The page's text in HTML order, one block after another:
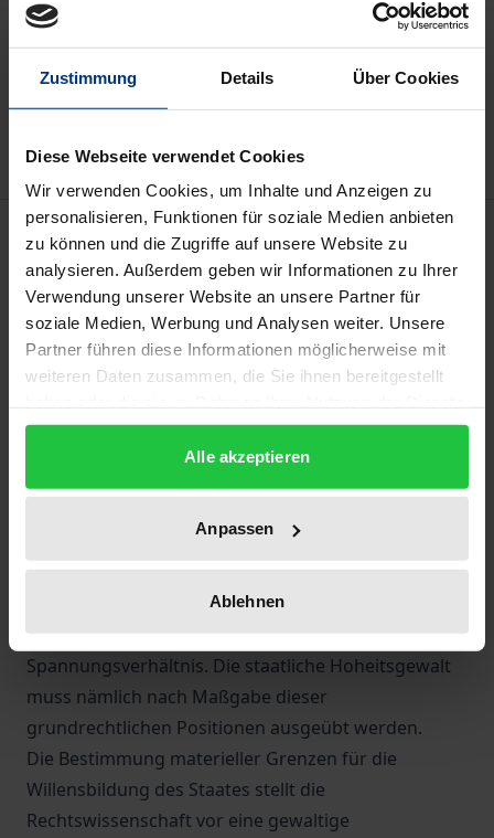
Zustimmung Details Über Cookies
Diese Webseite verwendet Cookies
Wir verwenden Cookies, um Inhalte und Anzeigen zu
personalisieren, Funktionen für soziale Medien anbieten
zu können und die Zugriffe auf unsere Website zu
analysieren. Außerdem geben wir Informationen zu Ihrer
Verwendung unserer Website an unsere Partner für
soziale Medien, Werbung und Analysen weiter. Unsere
Partner führen diese Informationen möglicherweise mit
weiteren Daten zusammen, die Sie ihnen bereitgestellt
gesammelt haben.
Alle akzeptieren
Anpassen
Ablehnen
In den Warenkorb
Zur Wunschliste hinzufügen
Hinweise zu Versandkosten
Beschreibung
Die Idee, dass die Menschen grundlegende
Rechtspositionen gegenüber dem Staat innehaben,
die die Ausübung seiner Hoheitsgewalt begrenzen,
ist eine der bedeutsamsten staatsrechtlichen
Errungenschaften der Menschheit und wurde im
Laufe der Gründung der modernen demokratischen
Verfassungsstaaten auch davon ab, ob Grundrechte
vorgesehen sind und beachtet werden.
Trotz dieses inneren Zusammenhangs stehen
Grundrechte und Demokratie auch in einem
Spannungsverhältnis. Die staatliche Hoheitsgewalt
muss nämlich nach Maßgabe dieser
grundrechtlichen Positionen ausgeübt werden.
Die Bestimmung materieller Grenzen für die
Willensbildung des Staates stellt die
Rechtswissenschaft vor eine gewaltige